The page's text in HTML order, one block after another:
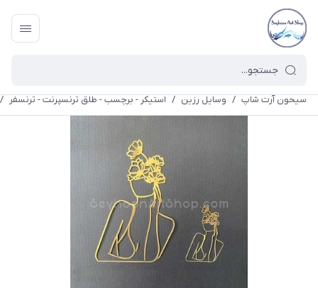
سیحون آرت شاپ / وسایل رزین / استیکر - برچسب - طلق ترنسپرنت - ترنسفر /